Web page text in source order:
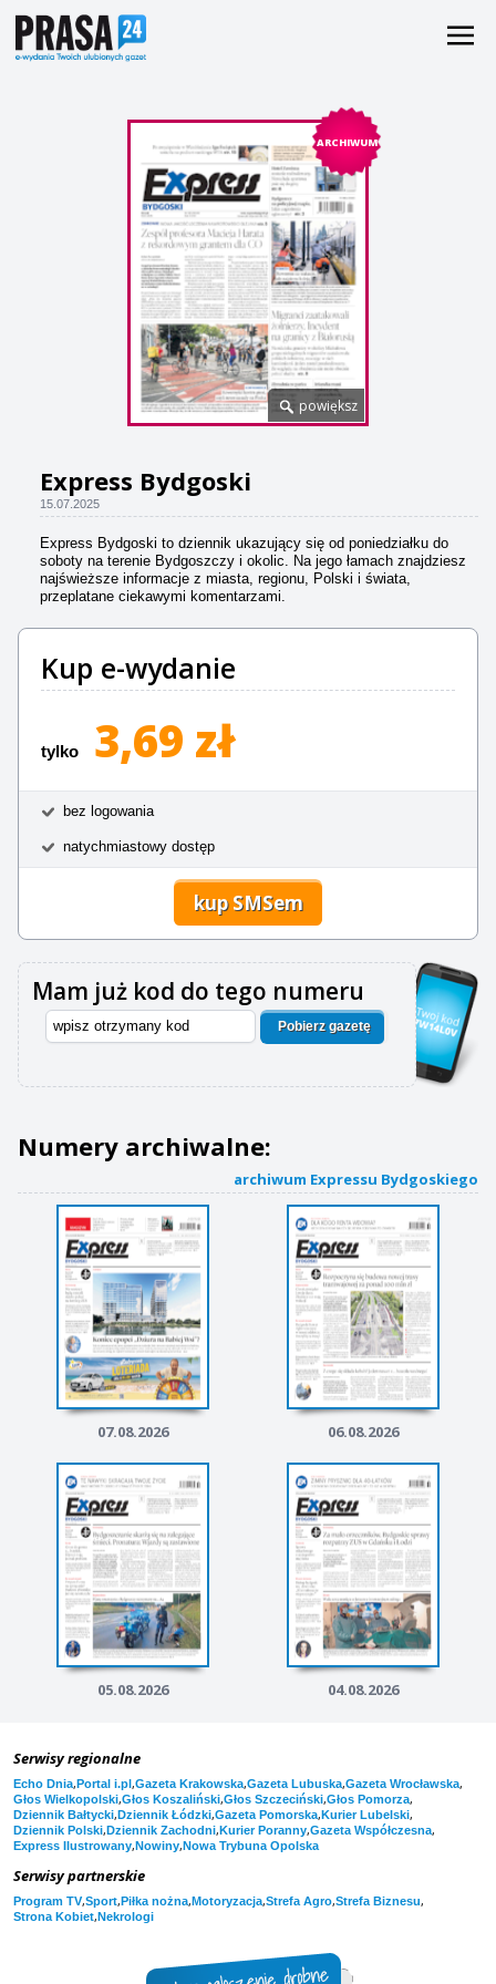
ARCHIWUM
powiększ
Express Bydgoski
15.07.2025
Express Bydgoski to dziennik ukazujący się od poniedziałku do
soboty na terenie Bydgoszczy i okolic. Na jego łamach znajdziesz
najświeższe informacje z miasta, regionu, Polski i świata,
przeplatane ciekawymi komentarzami.
Kup e-wydanie
tylko 3,69 zł
bez logowania
natychmiastowy dostęp
kup SMSem
Mam już kod do tego numeru
Pobierz gazetę
Numery archiwalne:
archiwum Expressu Bydgoskiego
07.08.2026 06.08.2026
05.08.2026 04.08.2026
Serwisy regionalne
Echo Dnia,Portal i.pl,Gazeta Krakowska,Gazeta Lubuska,Gazeta Wrocławska,
Głos Wielkopolski,Głos Koszaliński,Głos Szczeciński,Głos Pomorza,
Dziennik Bałtycki,Dziennik Łódzki,Gazeta Pomorska,Kurier Lubelski,
Dziennik Polski,Dziennik Zachodni,Kurier Poranny,Gazeta Współczesna,
Express Ilustrowany,Nowiny,Nowa Trybuna Opolska
Serwisy partnerskie
Program TV,Sport,Piłka nożna,Motoryzacja,Strefa Agro,Strefa Biznesu,
Strona Kobiet,Nekrologi